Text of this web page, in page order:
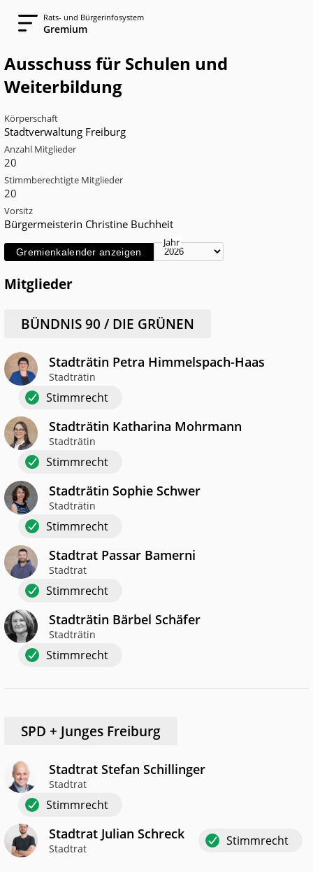
Rats- und Bürgerinfosystem
Gremium
Ausschuss für Schulen und
Weiterbildung
Körperschaft
Stadtverwaltung Freiburg
Anzahl Mitglieder
20
Stimmberechtigte Mitglieder
20
Vorsitz
Bürgermeisterin Christine Buchheit
Gremienkalender anzeigen
Jahr
Mitglieder
BÜNDNIS 90 / DIE GRÜNEN
Stadträtin Petra Himmelspach-Haas
Stadträtin
Stimmrecht
Stadträtin Katharina Mohrmann
Stadträtin
Stimmrecht
Stadträtin Sophie Schwer
Stadträtin
Stimmrecht
Stadtrat Passar Bamerni
Stadtrat
Stimmrecht
Stadträtin Bärbel Schäfer
Stadträtin
Stimmrecht
SPD + Junges Freiburg
Stadtrat Stefan Schillinger
Stadtrat
Stimmrecht
Stadtrat Julian Schreck
Stadtrat
Stimmrecht